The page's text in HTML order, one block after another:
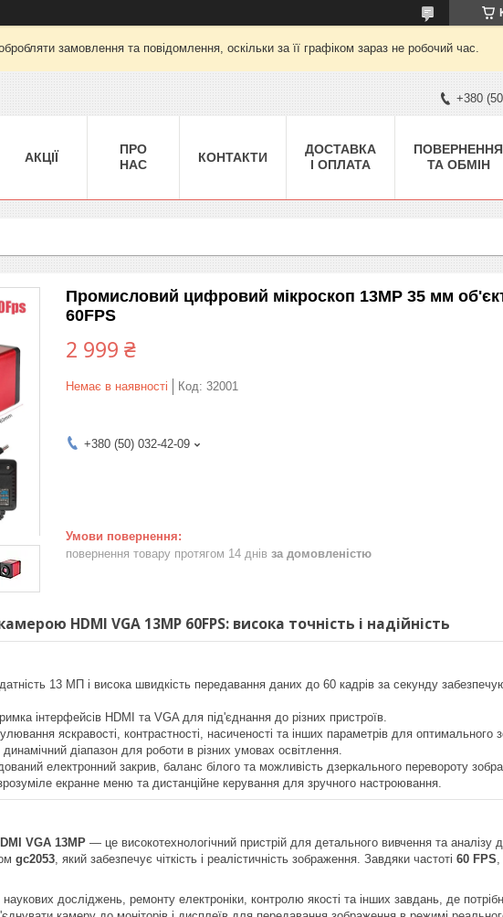
замовлення та повідомлення, оскільки за її графіком зараз не робочий час.
+380
АКЦІЇ
ПРО
НАС
КОНТАКТИ
ДОСТАВКА
І ОПЛАТА
ПОВЕРНЕННЯ
ТА ОБМІН
Промисловий цифровий мікроскоп 13MP 35 мм
60FPS
2 999 ₴
Немає в наявності Код: 32001
+380 (50) 032-42-09
повернення товару протягом 14 днів за домовленістю
HDMI VGA 13MP 60FPS: висока точність і надійність
13 МП і висока швидкість передавання даних до 60 кадрів за секунду
інтерфейсів HDMI та VGA для під'єднання до різних пристроїв.
яскравості, контрастності, насиченості та інших параметрів для оптимального
діапазон для роботи в різних умовах освітлення.
електронний закрив, баланс білого та можливість дзеркального перевороту
екранне меню та дистанційне керування для зручного настроювання.
VGA 13MP — це високотехнологічний пристрій для детального вивчення та аналізу
gc2053 , який забезпечує чіткість і реалістичність зображення. Завдяки частоті 60 FPS
досліджень, ремонту електроніки, контролю якості та інших завдань, де